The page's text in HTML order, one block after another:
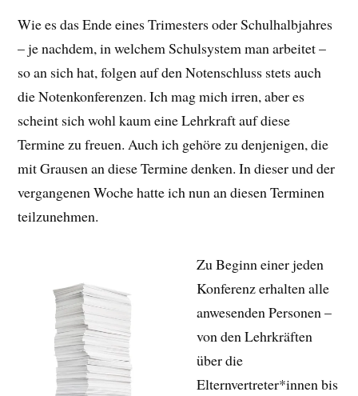
Wie es das Ende eines Trimesters oder Schulhalbjahres
– je nachdem, in welchem Schulsystem man arbeitet –
so an sich hat, folgen auf den Notenschluss stets auch
die Notenkonferenzen. Ich mag mich irren, aber es
scheint sich wohl kaum eine Lehrkraft auf diese
Termine zu freuen. Auch ich gehöre zu denjenigen, die
mit Grausen an diese Termine denken. In dieser und der
vergangenen Woche hatte ich nun an diesen Terminen
teilzunehmen.
Zu Beginn einer jeden
Konferenz erhalten alle
anwesenden Personen –
von den Lehrkräften
über die
Elternvertreter*innen bis